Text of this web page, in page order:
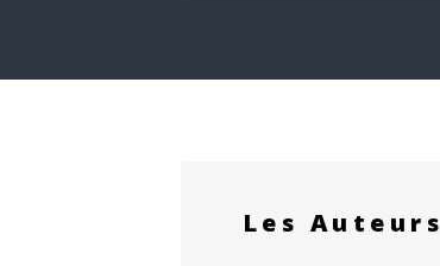
Les Auteurs